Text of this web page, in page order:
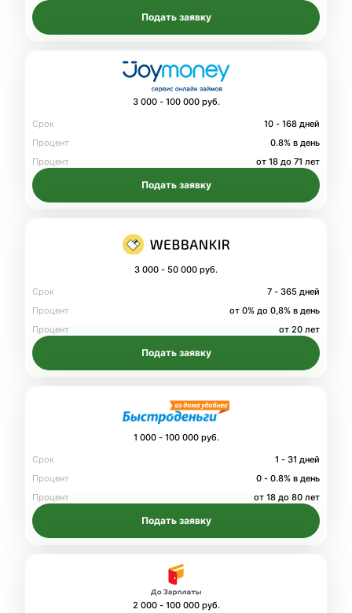
Подать заявку
3 000 - 100 000 руб.
Срок
10 - 168 дней
Процент
0.8% в день
Процент
от 18 до 71 лет
Подать заявку
3 000 - 50 000 руб.
Срок
7 - 365 дней
Процент
от 0% до 0,8% в день
Процент
от 20 лет
Подать заявку
1 000 - 100 000 руб.
Срок
1 - 31 дней
Процент
0 - 0.8% в день
Процент
от 18 до 80 лет
Подать заявку
2 000 - 100 000 руб.